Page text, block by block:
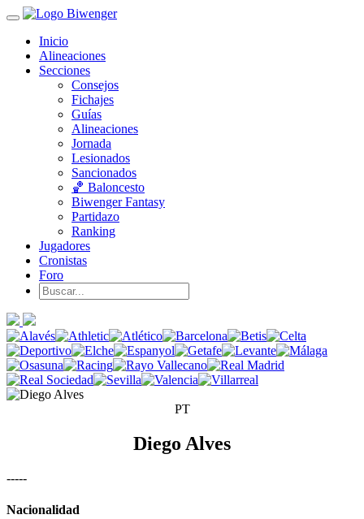
Inicio
Alineaciones
Secciones
Consejos
Fichajes
Guías
Alineaciones
Jornada
Lesionados
Sancionados
🏀 Baloncesto
Biwenger Fantasy
Partidazo
Ranking
Jugadores
Cronistas
Foro
PT
Diego Alves
-----
Nacionalidad